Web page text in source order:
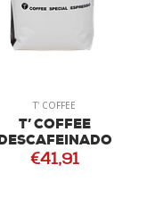
T' COFFEE
T’ COFFEE
DESCAFEINADO
€41,91